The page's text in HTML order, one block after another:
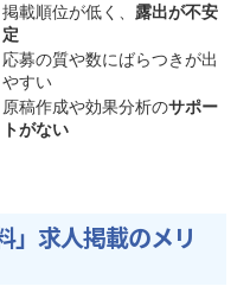
掲載順位が低く、 露出が不安
定
応募の質や数にばらつきが出
やすい
原稿作成や効果分析のサポー
トがない
」求人掲載のメリ